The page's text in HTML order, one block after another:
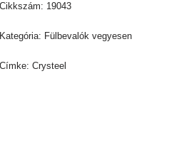
Cikkszám: 19043
Kategória: Fülbevalók vegyesen
Címke:Crysteel